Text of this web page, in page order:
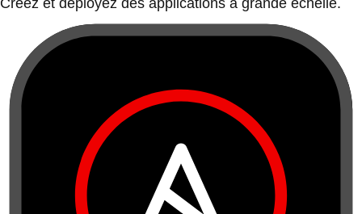
Créez et déployez des applications à grande échelle.